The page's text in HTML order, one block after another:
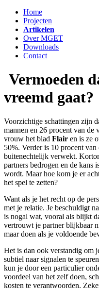
Home
Projecten
Artikelen
Over MGET
Downloads
Contact
Vermoeden
vreemd gaat?
Voorzichtige schattingen zijn
mannen en 26 procent van de
vrouw het blad Flair en is ze
50%. Verder is 10 procent
buitenechtelijk verwekt.
partners bedrogen en de
wordt. Maar hoe kom je er
het spel te zetten?
Want als je het recht op de
met je relatie. Je beschuldigt
is nogal wat, vooral als blijkt
vertrouwt je partner blijkbaar
maar doen als je voldoende
Het is dan ook verstandig om
subtiel naar signalen te
kun je door een particulier
voordeel van het zelf doen,
kosten te verantwoorden.